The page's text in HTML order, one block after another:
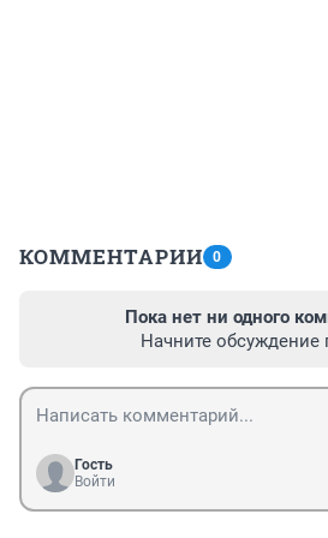
КОММЕНТАРИИ 0
Пока нет ни одного
Начните
Гость
Войти